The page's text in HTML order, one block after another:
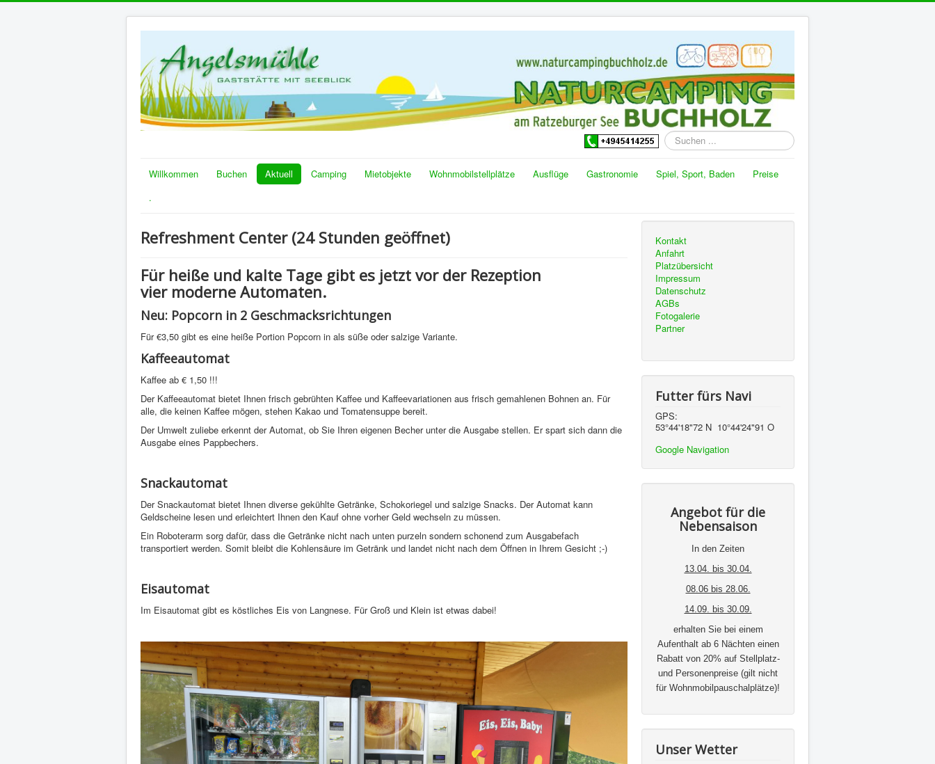
Suchen
...
Willkommen
Buchen Aktuell Camping Mietobjekte Wohnmobilstellplätze Ausflüge Gastronomie Spiel, Sport, Baden
Preise
.
Refreshment Center (24 Stunden geöffnet)
Für heiße und kalte Tage gibt es jetzt vor der Rezeption
vier moderne Automaten.
Neu: Popcorn in 2 Geschmacksrichtungen
Für €3,50 gibt es eine heiße Portion Popcorn in als süße oder salzige Variante.
Kaffeeautomat
Kaffee ab € 1,50 !!!
Der Kaffeeautomat bietet Ihnen frisch gebrühten Kaffee und Kaffeevariationen aus frisch gemahlenen Bohnen an. Für
alle, die keinen Kaffee mögen, stehen Kakao und Tomatensuppe bereit.
Der Umwelt zuliebe erkennt der Automat, ob Sie Ihren eigenen Becher unter die Ausgabe stellen. Er spart sich dann die
Ausgabe eines Pappbechers.
Snackautomat
Der Snackautomat bietet Ihnen diverse gekühlte Getränke, Schokoriegel und salzige Snacks. Der Automat kann
Geldscheine lesen und erleichtert Ihnen den Kauf ohne vorher Geld wechseln zu müssen.
Ein Roboterarm sorg dafür, dass die Getränke nicht nach unten purzeln sondern schonend zum Ausgabefach
transportiert werden. Somit bleibt die Kohlensäure im Getränk und landet nicht nach dem Öffnen in Ihrem Gesicht ;-)
Eisautomat
Im Eisautomat gibt es köstliches Eis von Langnese. Für Groß und Klein ist etwas dabei!
Kontakt
Anfahrt
Platzübersicht
Impressum
Datenschutz
AGBs
Fotogalerie
Partner
Futter fürs Navi
GPS:
53°44'18"72 N 10°44'24"91 O
Google Navigation
Angebot für die
Nebensaison
In den Zeiten
13.04. bis 30.04.
08.06 bis 28.06.
14.09. bis 30.09.
erhalten Sie bei einem
Aufenthalt ab 6 Nächten einen
Rabatt von 20% auf Stellplatz-
und Personenpreise (gilt nicht
für Wohnmobilpauschalplätze)!
Unser Wetter